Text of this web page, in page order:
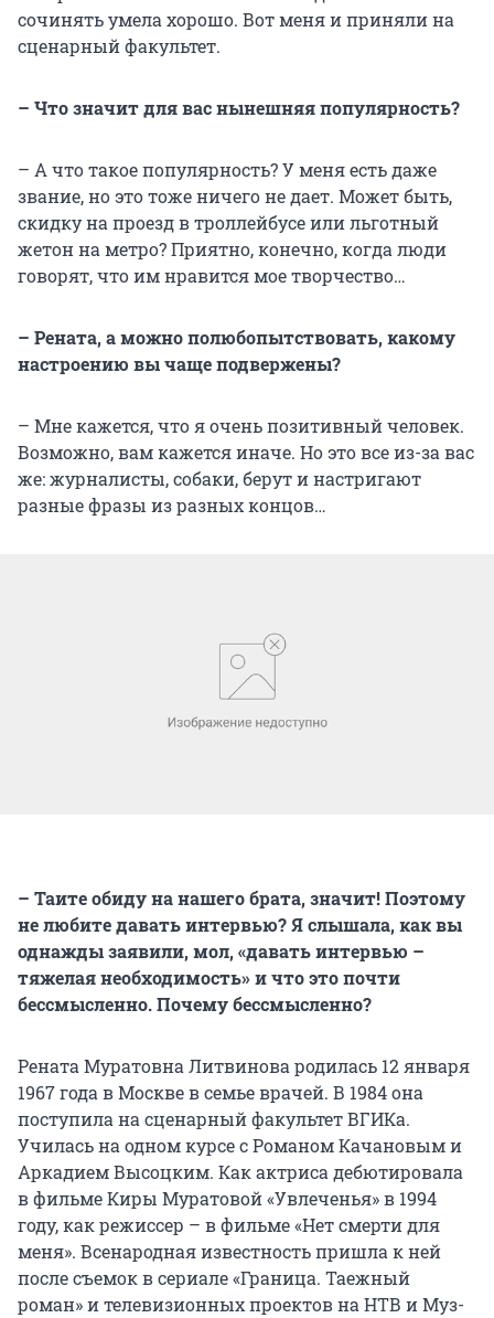
сочинять умела хорошо. Вот меня и приняли на
сценарный факультет.
– Что значит для вас нынешняя популярность?
– А что такое популярность? У меня есть даже
звание, но это тоже ничего не дает. Может быть,
скидку на проезд в троллейбусе или льготный
жетон на метро? Приятно, конечно, когда люди
говорят, что им нравится мое творчество…
– Рената, а можно полюбопытствовать, какому
настроению вы чаще подвержены?
– Мне кажется, что я очень позитивный человек.
Возможно, вам кажется иначе. Но это все из-за вас
же: журналисты, собаки, берут и настригают
разные фразы из разных концов…
– Таите обиду на нашего брата, значит! Поэтому
не любите давать интервью? Я слышала, как вы
однажды заявили, мол, «давать интервью –
тяжелая необходимость» и что это почти
бессмысленно. Почему бессмысленно?
Рената Муратовна Литвинова родилась 12 января
1967 года в Москве в семье врачей. В 1984 она
поступила на сценарный факультет ВГИКа.
Училась на одном курсе с Романом Качановым и
Аркадием Высоцким. Как актриса дебютировала
в фильме Киры Муратовой «Увлеченья» в 1994
году, как режиссер – в фильме «Нет смерти для
меня». Всенародная известность пришла к ней
после съемок в сериале «Граница. Таежный
роман» и телевизионных проектов на НТВ и Муз-